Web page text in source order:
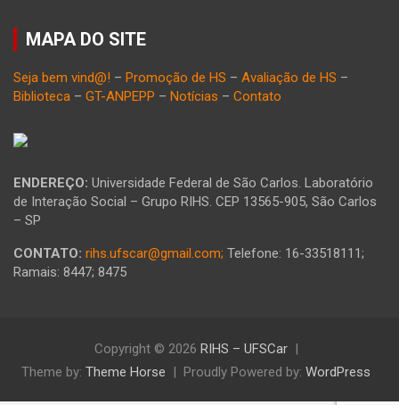
MAPA DO SITE
Seja bem vind@! – Promoção de HS – Avaliação de HS –
Biblioteca – GT-ANPEPP – Notícias – Contato
ENDEREÇO: Universidade Federal de São Carlos. Laboratório
de Interação Social – Grupo RIHS. CEP 13565-905, São Carlos
– SP
CONTATO: rihs.ufscar@gmail.com; Telefone: 16-33518111;
Ramais: 8447; 8475
Copyright © 2026 RIHS – UFSCar
Theme by: Theme Horse Proudly Powered by: WordPress